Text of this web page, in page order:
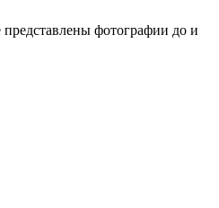
фотографии до и